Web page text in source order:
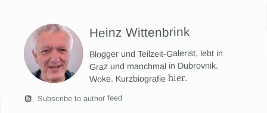
Heinz Wittenbrink
Blogger und Teilzeit-Galerist, lebt in
Graz und manchmal in Dubrovnik.
Woke. Kurzbiografiehier.
Subscribe to author feed